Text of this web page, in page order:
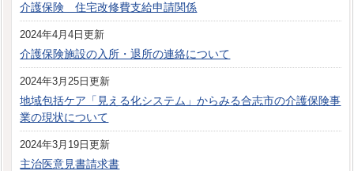
介護保険 住宅改修費支給申請関係
2024年4月4日更新
介護保険施設の入所・退所の連絡について
2024年3月25日更新
地域包括ケア「見える化システム」からみる合志市の介護保険事
業の現状について
2024年3月19日更新
主治医意見書請求書